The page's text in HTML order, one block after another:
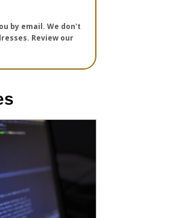
by email. We don't
Review our